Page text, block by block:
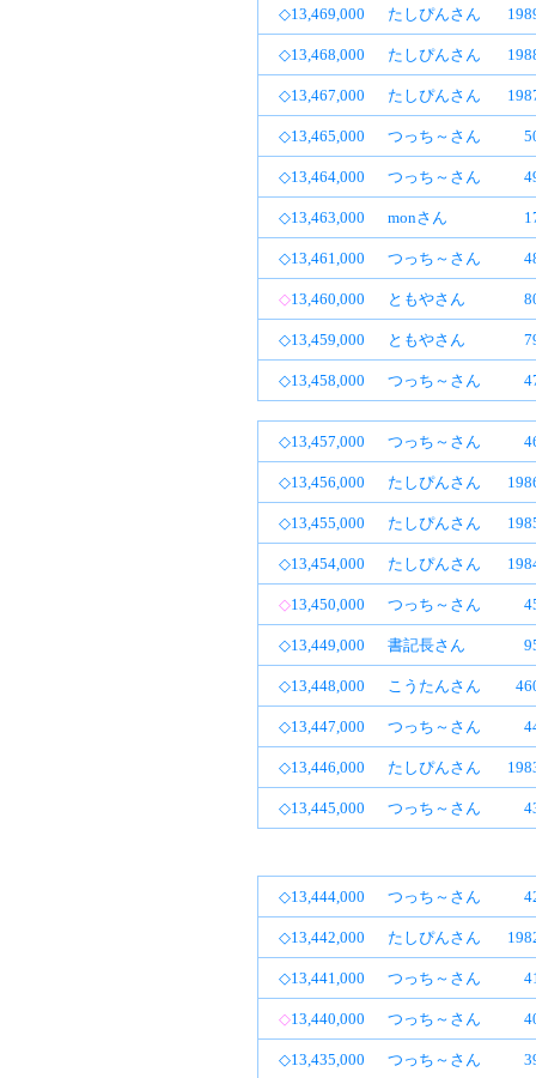
◇13,469,000 たしぴんさん
◇13,468,000 たしぴんさん
◇13,467,000 たしぴんさん
◇13,465,000 つっち～さん
◇13,464,000 つっち～さん
◇13,463,000 monさん
◇13,461,000 つっち～さん
◇13,460,000 ともやさん
◇13,459,000 ともやさん
◇13,458,000 つっち～さん
◇13,457,000 つっち～さん
◇13,456,000 たしぴんさん
◇13,455,000 たしぴんさん
◇13,454,000 たしぴんさん
◇13,450,000 つっち～さん
◇13,449,000 書記長さん
◇13,448,000 こうたんさん
◇13,447,000 つっち～さん
◇13,446,000 たしぴんさん
◇13,445,000 つっち～さん
◇13,444,000 つっち～さん
◇13,442,000 たしぴんさん
◇13,441,000 つっち～さん
◇13,440,000 つっち～さん
◇13,435,000 つっち～さん